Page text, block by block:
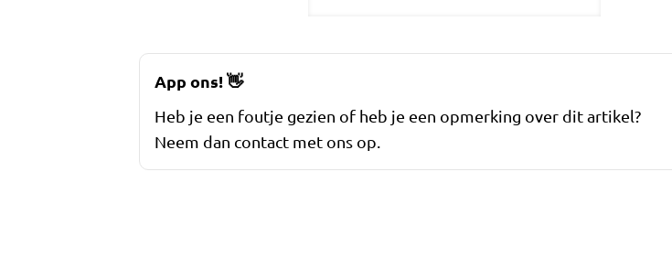
App ons!👋
Heb je een foutje gezien of heb je een opmerking over dit artikel?
Neem dan contact met ons op.